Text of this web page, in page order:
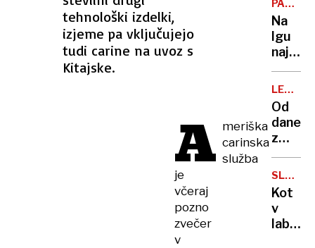
tehnološki izdelki,
izjeme pa vključujejo
tudi carine na uvoz s
Kitajske.
A meriška
carinska
služba
je
včeraj
pozno
zvečer
v
ali
vojno?
PAŠNI
PSI
Na
Igu
tekma
v
Od
danes
z
Brnika
do
Kam
še
lahko
Kot
v